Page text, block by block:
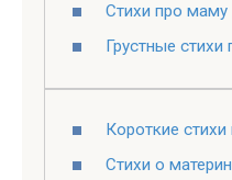
Стихи про маму
Грустные
Короткие
Стихи о